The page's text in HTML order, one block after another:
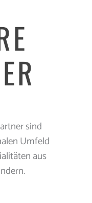
sind
Umfeld
aus